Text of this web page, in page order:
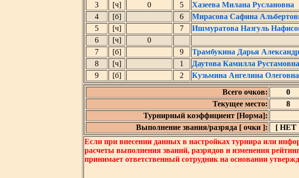
3
[ч] 0 5 Хазеева Милана Руслановна
4
[б] 6 Мирасова Сафина
5
[ч] 7 Ишмуратова Назгуль
6
[ч]
0
7
[б] 9 Трамбукина Дарья
8
[ч] 1 Даутова Камилла Рустамовна
9
[б] 2 Кузьмина Ангелина Олеговна
Всего очков:
0
Текущее место:
8
Турнирный коэффициент [Норма]:
Выполнение звания/разряда [ очки ]:
[ НЕТ
Если при внесении данных в настройках турнира или
расчеты выполнения званий, разрядов и изменения
принимает ответственный сотрудник на основании